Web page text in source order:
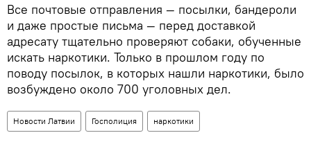
Все почтовые отправления — посылки, бандероли
и даже простые письма — перед доставкой
адресату тщательно проверяют собаки, обученные
искать наркотики. Только в прошлом году по
поводу посылок, в которых нашли наркотики, было
возбуждено около 700 уголовных дел.
Новости Латвии Госполиция наркотики